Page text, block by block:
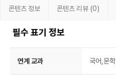
콘텐츠 정보 콘텐츠 리뷰 (0)
필수 표기 정보
연계 교과 국어,문학